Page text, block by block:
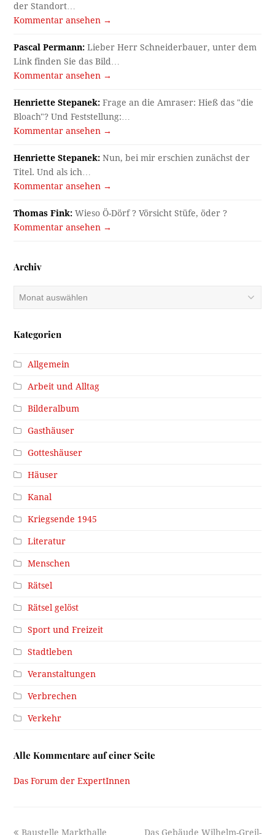
der Standort…
Kommentar ansehen →
Pascal Permann: Lieber Herr Schneiderbauer, unter dem
Link finden Sie das Bild…
Kommentar ansehen →
Henriette Stepanek: Frage an die Amraser: Hieß das "die
Bloach"? Und Feststellung:…
Kommentar ansehen →
Henriette Stepanek: Nun, bei mir erschien zunächst der
Titel. Und als ich…
Kommentar ansehen →
Thomas Fink: Wieso Ö-Dörf ? Vörsicht Stüfe, öder ?
Kommentar ansehen →
Archiv
Kategorien
Allgemein
Arbeit und Alltag
Bilderalbum
Gasthäuser
Gotteshäuser
Häuser
Kanal
Kriegsende 1945
Literatur
Menschen
Rätsel
Rätsel gelöst
Sport und Freizeit
Stadtleben
Veranstaltungen
Verbrechen
Verkehr
Alle Kommentare auf einer Seite
Das Forum der ExpertInnen
previous
Baustelle Markthalle next
Das Gebäude Wilhelm-Greil-